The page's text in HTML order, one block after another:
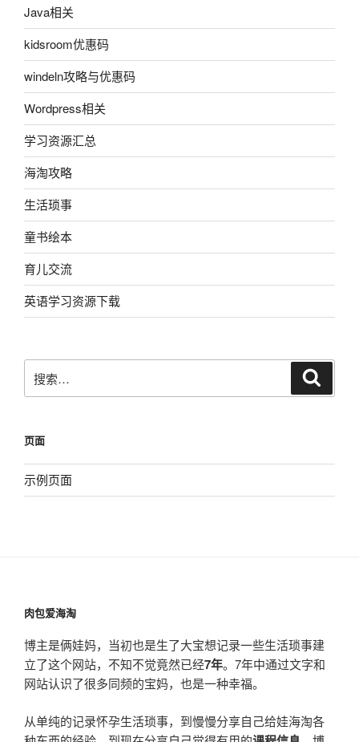
Java相关
kidsroom优惠码
windeln攻略与优惠码
Wordpress相关
学习资源汇总
海淘攻略
生活琐事
童书绘本
育儿交流
英语学习资源下载
搜
索：
页面
示例页面
肉包爱海淘
博主是俩娃妈，当初也是生了大宝想记录一些生活琐事建
立了这个网站，不知不觉竟然已经7年。7年中通过文字和
网站认识了很多同频的宝妈，也是一种幸福。
从单纯的记录怀孕生活琐事，到慢慢分享自己给娃海淘各